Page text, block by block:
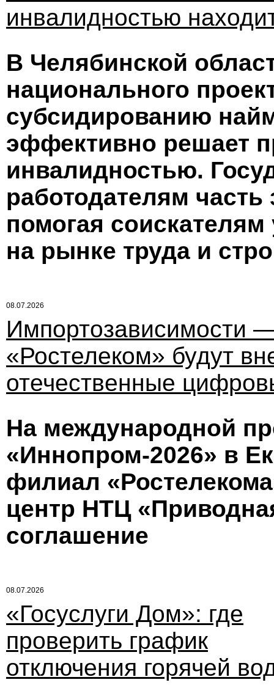
инвалидностью
В Челябинской
национального
субсидированию
эффективно решает
инвалидностью.
работодателям часть
помогая соискателям
на рынке труда и
08.07.2026
Импортозависимости
«Ростелеком» будут
отечественные
На международной
«Иннопром-2026» в
филиал
центр НТЦ
соглашение
08.07.2026
«Госуслуги Дом»: где
проверить график
отключения горячей